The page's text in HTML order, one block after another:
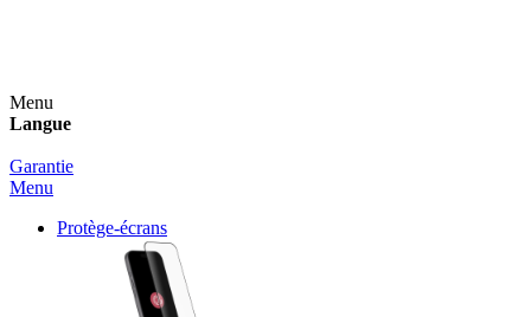
Menu
Langue
Garantie
Menu
Protège-écrans